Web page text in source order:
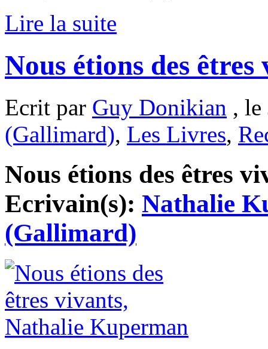
Lire la suite
Nous étions des
Ecrit par Guy Donikian , le
(Gallimard), Les Livres,
Nous étions des êtres
Ecrivain(s): Nathalie
(Gallimard)